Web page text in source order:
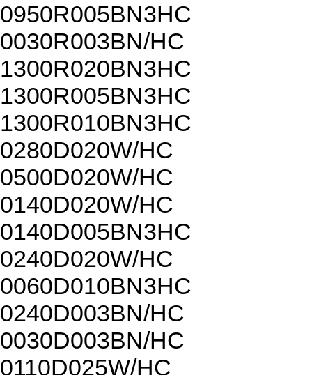
0950R005BN3HC
0030R003BN/HC
1300R020BN3HC
1300R005BN3HC
1300R010BN3HC
0280D020W/HC
0500D020W/HC
0140D020W/HC
0140D005BN3HC
0240D020W/HC
0060D010BN3HC
0240D003BN/HC
0030D003BN/HC
0110D025W/HC